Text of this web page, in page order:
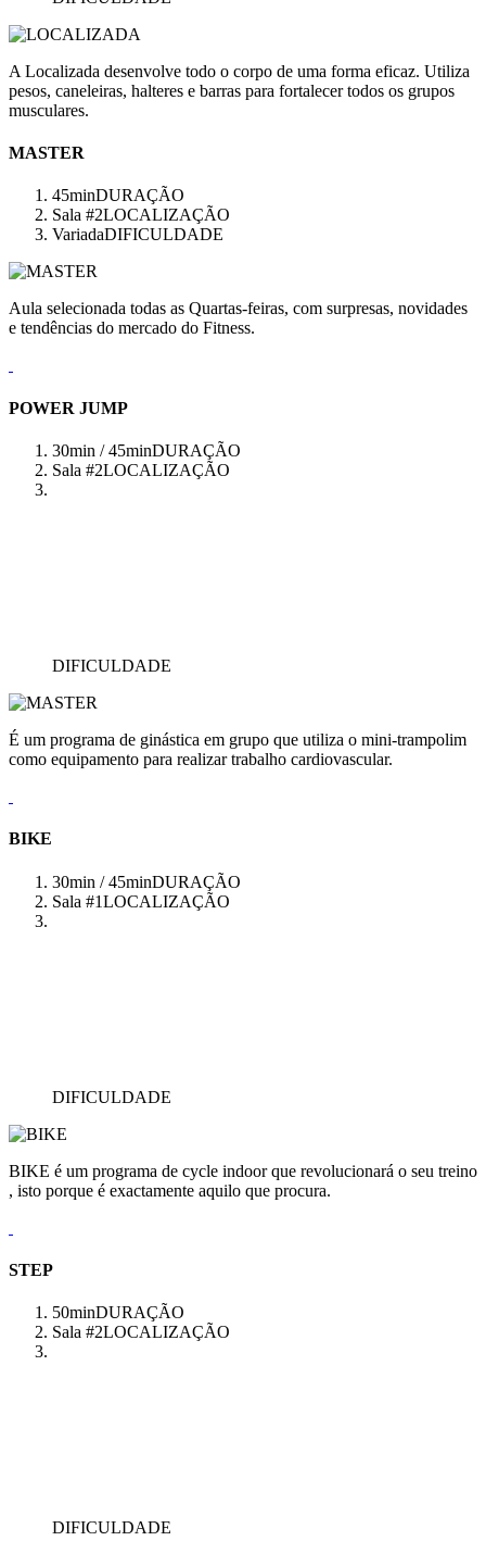
A Localizada desenvolve todo o corpo de uma forma eficaz. Utiliza
pesos, caneleiras, halteres e barras para fortalecer todos os grupos
musculares.
MASTER
45minDURAÇÃO
Sala #2LOCALIZAÇÃO
VariadaDIFICULDADE
Aula selecionada todas as Quartas-feiras, com surpresas, novidades
e tendências do mercado do Fitness.
POWER JUMP
30min / 45minDURAÇÃO
Sala #2LOCALIZAÇÃO
DIFICULDADE
É um programa de ginástica em grupo que utiliza o mini-trampolim
como equipamento para realizar trabalho cardiovascular.
BIKE
30min / 45minDURAÇÃO
Sala #1LOCALIZAÇÃO
DIFICULDADE
BIKE é um programa de cycle indoor que revolucionará o seu treino
, isto porque é exactamente aquilo que procura.
STEP
50minDURAÇÃO
Sala #2LOCALIZAÇÃO
DIFICULDADE